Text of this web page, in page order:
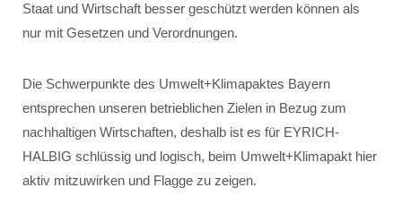
Staat und Wirtschaft besser geschützt werden können als
nur mit Gesetzen und Verordnungen.
Die Schwerpunkte des Umwelt+Klimapaktes Bayern
entsprechen unseren betrieblichen Zielen in Bezug zum
nachhaltigen Wirtschaften, deshalb ist es für EYRICH-
HALBIG schlüssig und logisch, beim Umwelt+Klimapakt hier
aktiv mitzuwirken und Flagge zu zeigen.